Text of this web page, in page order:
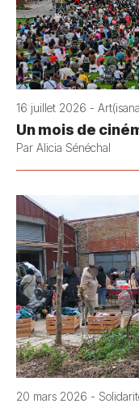
16 juillet 2026 -
Un mois de
Par Alicia Sénéchal
20 mars 2026 -